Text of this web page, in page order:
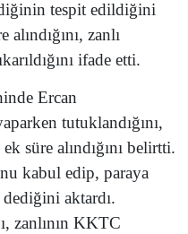
tespit edildiğini
zanlı
ifade etti.
Ercan
tutuklandığını,
süre alındığını belirtti.
kabul edip, paraya
aktardı.
zanlının KKTC